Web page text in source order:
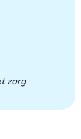
zorg